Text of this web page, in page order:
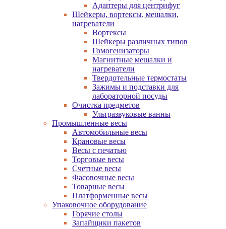
Адаптеры для центрифуг
Шейкеры, вортексы, мешалки,
нагреватели
Вортексы
Шейкеры различных типов
Гомогенизаторы
Магнитные мешалки и
нагреватели
Твердотельные термостаты
Зажимы и подставки для
лабораторной посуды
Очистка предметов
Ультразвуковые ванны
Промышленные весы
Автомобильные весы
Крановые весы
Весы с печатью
Торговые весы
Счетные весы
Фасовочные весы
Товарные весы
Платформенные весы
Упаковочное оборудование
Горячие столы
Запайщики пакетов